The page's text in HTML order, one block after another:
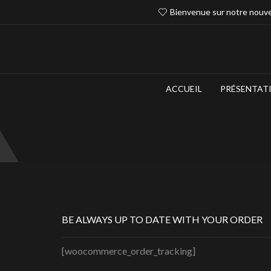
Bienvenue sur notre
ACCUEIL
BE ALWAYS UP TO DATE WITH YOUR ORDER
[woocommerce_order_tracking]